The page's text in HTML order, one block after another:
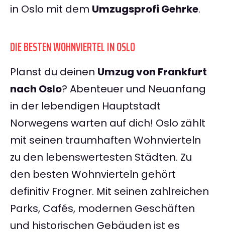
in Oslo mit dem Umzugsprofi Gehrke.
DIE BESTEN WOHNVIERTEL IN OSLO
Planst du deinen Umzug von Frankfurt
nach Oslo? Abenteuer und Neuanfang
in der lebendigen Hauptstadt
Norwegens warten auf dich! Oslo zählt
mit seinen traumhaften Wohnvierteln
zu den lebenswertesten Städten. Zu
den besten Wohnvierteln gehört
definitiv Frogner. Mit seinen zahlreichen
Parks, Cafés, modernen Geschäften
und historischen Gebäuden ist es